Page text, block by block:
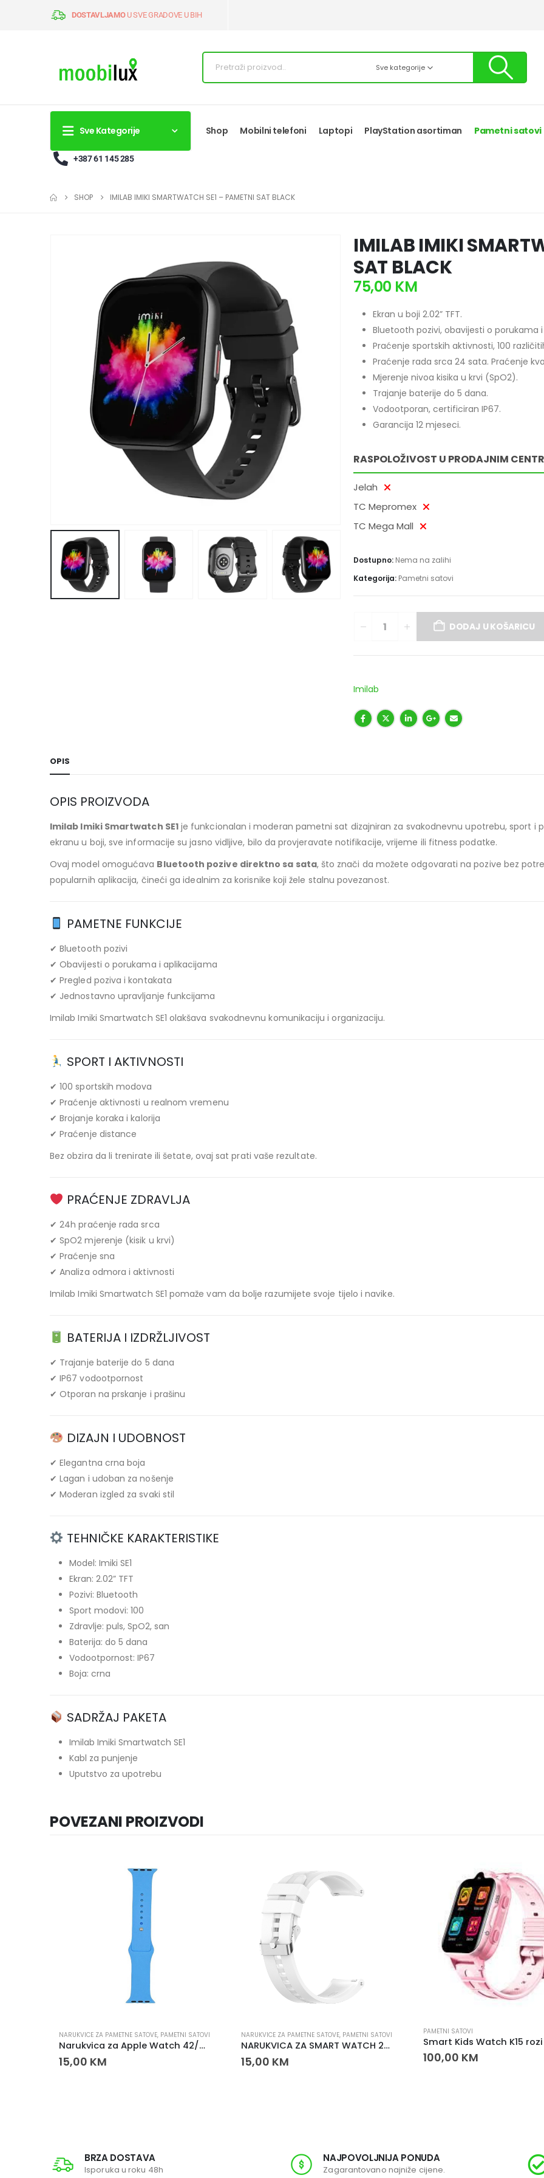
DOSTAVLJAMOU SVE GRADOVE U BIH
Sve kategorije
Sve Kategorije Shop Mobilni telefoni Laptopi PlayStation asortiman Pametni satovi
+387 61 145 285
SHOP IMILAB IMIKI SMARTWATCH SE1 – PAMETNI SAT BLACK
IMILAB IMIKI
SAT BLACK
75,00 KM
Ekran u boji 2.02” TFT.
Bluetooth pozivi, obavijesti o porukama
Praćenje sportskih aktivnosti, 100
Praćenje rada srca 24 sata. Praćenje
Mjerenje nivoa kisika u krvi (SpO2).
Trajanje baterije do 5 dana.
Vodootporan, certificiran IP67.
Garancija 12 mjeseci.
RASPOLOŽIVOST U PRODAJNIM
Jelah
TC Mepromex
TC Mega Mall
Dostupno: Nema na zalihi
Kategorija: Pametni satovi
DODAJ U KOŠARICU
Imilab
OPIS
OPIS PROIZVODA
Imilab Imiki Smartwatch SE1je funkcionalan i moderan pametni sat dizajniran za svakodnevnu upotrebu, sport i
ekranu u boji, sve informacije su jasno vidljive, bilo da provjeravate notifikacije, vrijeme ili fitness podatke.
Ovaj model omogućava Bluetooth pozive direktno sa sata, što znači da možete odgovarati na pozive bez
popularnih aplikacija, čineći ga idealnim za korisnike koji žele stalnu povezanost.
PAMETNE FUNKCIJE
✔ Bluetooth pozivi
✔ Obavijesti o porukama i aplikacijama
✔ Pregled poziva i kontakata
✔ Jednostavno upravljanje funkcijama
Imilab Imiki Smartwatch SE1 olakšava svakodnevnu komunikaciju i organizaciju.
SPORT I AKTIVNOSTI
✔ 100 sportskih modova
✔ Praćenje aktivnosti u realnom vremenu
✔ Brojanje koraka i kalorija
✔ Praćenje distance
Bez obzira da li trenirate ili šetate, ovaj sat prati vaše rezultate.
PRAĆENJE ZDRAVLJA
✔ 24h praćenje rada srca
✔ SpO2 mjerenje (kisik u krvi)
✔ Praćenje sna
✔ Analiza odmora i aktivnosti
Imilab Imiki Smartwatch SE1 pomaže vam da bolje razumijete svoje tijelo i navike.
BATERIJA I IZDRŽLJIVOST
✔ Trajanje baterije do 5 dana
✔ IP67 vodootpornost
✔ Otporan na prskanje i prašinu
DIZAJN I UDOBNOST
✔ Elegantna crna boja
✔ Lagan i udoban za nošenje
✔ Moderan izgled za svaki stil
TEHNIČKE KARAKTERISTIKE
Model: Imiki SE1
Ekran: 2.02” TFT
Pozivi: Bluetooth
Sport modovi: 100
Zdravlje: puls, SpO2, san
Baterija: do 5 dana
Vodootpornost: IP67
Boja: crna
SADRŽAJ PAKETA
Imilab Imiki Smartwatch SE1
Kabl za punjenje
Uputstvo za upotrebu
POVEZANI PROIZVODI
NARUKVICE ZA PAMETNE SATOVE, PAMETNI SATOVI
Narukvica za Apple Watch 42/44/45 mm
15,00 KM
NARUKVICE ZA PAMETNE SATOVE, PAMETNI SATOVI
NARUKVICA ZA SMART WATCH 20mm BIJELA
15,00 KM
PAMETNI SATOVI
100,00 KM
BRZA DOSTAVA
Isporuka u roku 48h
NAJPOVOLJNIJA PONUDA
Zagarantovano najniže cijene.